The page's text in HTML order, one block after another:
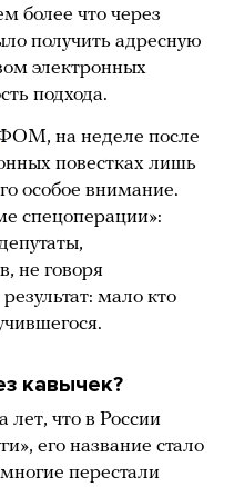
более что через
получить адресную
электронных
подхода.
на неделе после
повестках лишь
особое внимание.
спецоперации»:
не говоря
мало кто
кавычек?
лет, что в России
его название стало
перестали